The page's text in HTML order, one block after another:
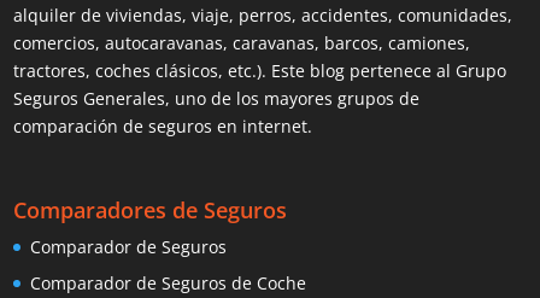
alquiler de viviendas, viaje, perros, accidentes, comunidades,
comercios, autocaravanas, caravanas, barcos, camiones,
tractores, coches clásicos, etc.). Este blog pertenece al Grupo
Seguros Generales, uno de los mayores grupos de
comparación de seguros en internet.
Comparadores de Seguros
Comparador de Seguros
Comparador de Seguros de Coche